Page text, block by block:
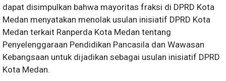
dapat disimpulkan bahwa mayoritas fraksi di DPRD Kota
Medan menyatakan menolak usulan inisiatif DPRD Kota
Medan terkait Ranperda Kota Medan tentang
Penyelenggaraan Pendidikan Pancasila dan Wawasan
Kebangsaan untuk dijadikan sebagai usulan inisiatif DPRD
Kota Medan.